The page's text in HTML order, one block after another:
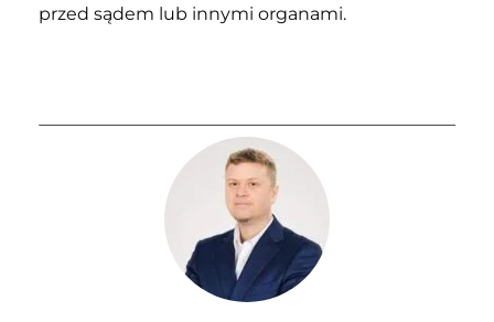
przed sądem lub innymi organami.